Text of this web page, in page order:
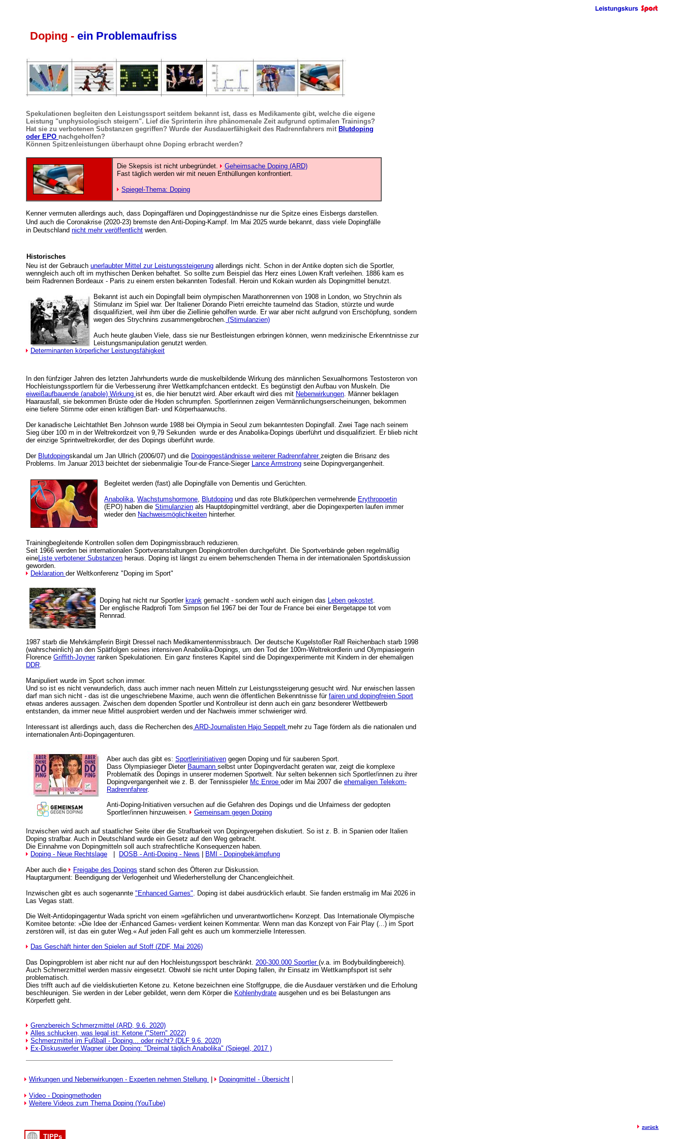
Doping - ein Problemaufriss
Spekulationen begleiten den Leistungssport seitdem bekannt ist, dass es Medikamente gibt, welche die eigene
Leistung "unphysiologisch steigern". Lief die Sprinterin ihre phänomenale Zeit aufgrund optimalen Trainings?
Hat sie zu verbotenen Substanzen gegriffen? Wurde der Ausdauerfähigkeit des Radrennfahrers mit Blutdoping
oder EPO nachgeholfen?
Können Spitzenleistungen überhaupt ohne Doping erbracht werden?
Die Skepsis ist nicht unbegründet.
Geheimsache Doping (ARD)
Fast täglich werden wir mit neuen Enthüllungen konfrontiert.
Spiegel-Thema: Doping
Kenner vermuten allerdings auch, dass Dopingaffären und Dopinggeständnisse nur die Spitze eines Eisbergs darstellen.
Und auch die Coronakrise (2020-23) bremste den Anti-Doping-Kampf. Im Mai 2025 wurde bekannt, dass viele Dopingfälle
in Deutschland nicht mehr veröffentlicht werden.
Historisches
Neu ist der Gebrauch unerlaubter Mittel zur Leistungssteigerung allerdings nicht. Schon in der Antike dopten sich die Sportler,
wenngleich auch oft im mythischen Denken behaftet. So sollte zum Beispiel das Herz eines Löwen Kraft verleihen. 1886 kam es
beim Radrennen Bordeaux - Paris zu einem ersten bekannten Todesfall. Heroin und Kokain wurden als Dopingmittel benutzt.
Bekannt ist auch ein Dopingfall beim olympischen Marathonrennen von 1908 in London, wo Strychnin als
Stimulanz im Spiel war. Der Italiener Dorando Pietri erreichte taumelnd das Stadion, stürzte und wurde
disqualifiziert, weil ihm über die Ziellinie geholfen wurde. Er war aber nicht aufgrund von Erschöpfung, sondern
wegen des Strychnins zusammengebrochen. (Stimulanzien)
Auch heute glauben Viele, dass sie nur Bestleistungen erbringen können, wenn medizinische Erkenntnisse zur
Leistungsmanipulation genutzt werden.
Determinanten körperlicher Leistungsfähigkeit
In den fünfziger Jahren des letzten Jahrhunderts wurde die muskelbildende Wirkung des männlichen Sexualhormons Testosteron von
Hochleistungssportlern für die Verbesserung ihrer Wettkampfchancen entdeckt. Es begünstigt den Aufbau von Muskeln. Die
eiweißaufbauende (anabole) Wirkung ist es, die hier benutzt wird. Aber erkauft wird dies mit Nebenwirkungen. Männer beklagen
Haarausfall, sie bekommen Brüste oder die Hoden schrumpfen. Sportlerinnen zeigen Vermännlichungserscheinungen, bekommen
eine tiefere Stimme oder einen kräftigen Bart- und Körperhaarwuchs.
Der kanadische Leichtathlet Ben Johnson wurde 1988 bei Olympia in Seoul zum bekanntesten Dopingfall. Zwei Tage nach seinem
Sieg über 100 m in der Weltrekordzeit von 9,79 Sekunden wurde er des Anabolika-Dopings überführt und disqualifiziert. Er blieb nicht
der einzige Sprintweltrekordler, der des Dopings überführt wurde.
Der Blutdopingskandal um Jan Ullrich (2006/07) und die Dopinggeständnisse weiterer Radrennfahrer zeigten die Brisanz des
Problems. Im Januar 2013 beichtet der siebenmaligie Tour-de France-Sieger Lance Armstrong seine Dopingvergangenheit.
Begleitet werden (fast) alle Dopingfälle von Dementis und Gerüchten.
Anabolika, Wachstumshormone, Blutdoping und das rote Blutköperchen vermehrende Erythropoetin
(EPO) haben die Stimulanzien als Hauptdopingmittel verdrängt, aber die Dopingexperten laufen immer
wieder den Nachweismöglichkeiten hinterher.
Trainingbegleitende Kontrollen sollen dem Dopingmissbrauch reduzieren.
Seit 1966 werden bei internationalen Sportveranstaltungen Dopingkontrollen durchgeführt. Die Sportverbände geben regelmäßig
eineListe verbotener Substanzen heraus. Doping ist längst zu einem beherrschenden Thema in der internationalen Sportdiskussion
geworden.
Deklaration der Weltkonferenz "Doping im Sport"
Doping hat nicht nur Sportler krank gemacht - sondern wohl auch einigen das Leben gekostet.
Der englische Radprofi Tom Simpson fiel 1967 bei der Tour de France bei einer Bergetappe tot vom
Rennrad.
1987 starb die Mehrkämpferin Birgit Dressel nach Medikamentenmissbrauch. Der deutsche Kugelstoßer Ralf Reichenbach starb 1998
(wahrscheinlich) an den Spätfolgen seines intensiven Anabolika-Dopings, um den Tod der 100m-Weltrekordlerin und Olympiasiegerin
Florence Griffith-Joynerranken Spekulationen. Ein ganz finsteres Kapitel sind die Dopingexperimente mit Kindern in der ehemaligen
DDR.
Manipuliert wurde im Sport schon immer.
Und so ist es nicht verwunderlich, dass auch immer nach neuen Mitteln zur Leistungssteigerung gesucht wird. Nur erwischen lassen
darf man sich nicht - das ist die ungeschriebene Maxime, auch wenn die öffentlichen Bekenntnisse für fairen und dopingfreien Sport
etwas anderes aussagen. Zwischen dem dopenden Sportler und Kontrolleur ist denn auch ein ganz besonderer Wettbewerb
entstanden, da immer neue Mittel ausprobiert werden und der Nachweis immer schwieriger wird.
Interessant ist allerdings auch, dass die Recherchen des ARD-Journalisten Hajo Seppelt mehr zu Tage fördern als die nationalen und
internationalen Anti-Dopingagenturen.
Aber auch das gibt es: Sportlerinitiativen gegen Doping und für sauberen Sport.
Dass Olympiasieger Dieter Baumann selbst unter Dopingverdacht geraten war, zeigt die komplexe
Problematik des Dopings in unserer modernen Sportwelt. Nur selten bekennen sich Sportler/innen zu ihrer
Dopingvergangenheit wie z. B. der Tennisspieler Mc Enroe oder im Mai 2007 die ehemaligen Telekom-
Radrennfahrer.
Anti-Doping-Initiativen versuchen auf die Gefahren des Dopings und die Unfairness der gedopten
Sportler/innen hinzuweisen.
Gemeinsam gegen Doping
Inzwischen wird auch auf staatlicher Seite über die Strafbarkeit von Dopingvergehen diskutiert. So ist z. B. in Spanien oder Italien
Doping strafbar. Auch in Deutschland wurde ein Gesetz auf den Weg gebracht.
Die Einnahme von Dopingmitteln soll auch strafrechtliche Konsequenzen haben.
Doping - Neue Rechtslage
DOSB - Anti-Doping - News BMI - Dopingbekämpfung
Aber auch die Freigabe des Dopings stand schon des Öfteren zur Diskussion.
Hauptargument: Beendigung der Verlogenheit und Wiederherstellung der Chancengleichheit.
Inzwischen gibt es auch sogenannte "Enhanced Games". Doping ist dabei ausdrücklich erlaubt. Sie fanden erstmalig im Mai 2026 in
Las Vegas statt.
Die Welt-Antidopingagentur Wada spricht von einem »gefährlichen und unverantwortlichen« Konzept. Das Internationale Olympische
Komitee betonte: »Die Idee der ›Enhanced Games‹ verdient keinen Kommentar. Wenn man das Konzept von Fair Play (...) im Sport
zerstören will, ist das ein guter Weg.« Auf jeden Fall geht es auch um kommerzielle Interessen.
Das Geschäft hinter den Spielen auf Stoff (ZDF, Mai 2026)
Das Dopingproblem ist aber nicht nur auf den Hochleistungssport beschränkt. 200-300.000 Sportler (v.a. im Bodybuildingbereich).
Auch Schmerzmittel werden massiv eingesetzt. Obwohl sie nicht unter Doping fallen, ihr Einsatz im Wettkampfsport ist sehr
problematisch.
Dies trifft auch auf die vieldiskutierten Ketone zu. Ketone bezeichnen eine Stoffgruppe, die die Ausdauer verstärken und die Erholung
beschleunigen. Sie werden in der Leber gebildet, wenn dem Körper die Kohlenhydrate ausgehen und es bei Belastungen ans
Körperfett geht.
Grenzbereich Schmerzmittel (ARD, 9.6. 2020)
Alles schlucken, was legal ist: Ketone ("Stern" 2022)
Schmerzmittel im Fußball - Doping... oder nicht? (DLF 9.6. 2020)
Ex-Diskuswerfer Wagner über Doping: "Dreimal täglich Anabolika" (Spiegel, 2017 )
Wirkungen und Nebenwirkungen - Experten nehmen Stellung Dopingmittel - Übersicht |
Video - Dopingmethoden
Weitere Videos zum Thema Doping (YouTube)
zurück
TIPPs